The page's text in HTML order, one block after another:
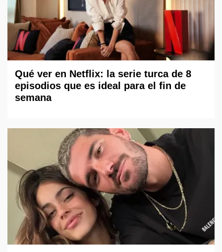
Qué ver en Netflix: la serie turca de 8
episodios que es ideal para el fin de
semana